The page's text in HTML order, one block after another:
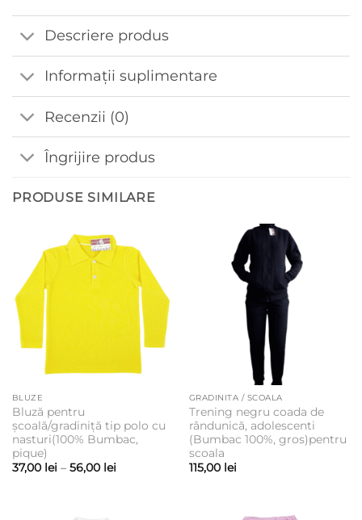
Descriere produs
Informații suplimentare
Recenzii (0)
Îngrijire produs
PRODUSE SIMILARE
BLUZE
Bluză pentru
școală/gradiniță tip polo cu
nasturi(100% Bumbac,
pique)
37,00 lei – 56,00 leiInterval
GRADINITA / SCOALA
Trening negru coada de
rândunică, adolescenti
(Bumbac 100%, gros)pentru
scoala
115,00 lei